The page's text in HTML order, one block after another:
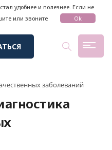
удобнее и полезнее. Если не
или звоните
Ok
заболеваний